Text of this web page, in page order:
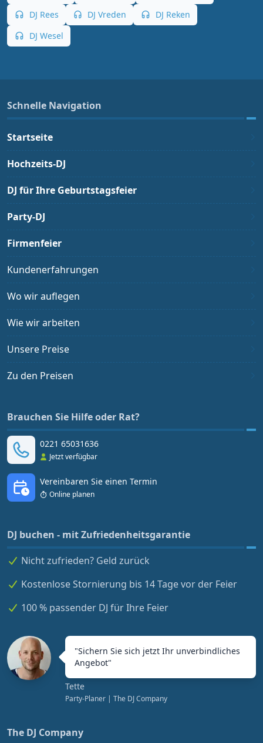
DJ Rees
DJ Vreden
DJ Reken
DJ Wesel
Schnelle Navigation
Startseite
Hochzeits-DJ
DJ für Ihre Geburtstagsfeier
Party-DJ
Firmenfeier
Kundenerfahrungen
Wo wir auflegen
Wie wir arbeiten
Unsere Preise
Zu den Preisen
Brauchen Sie Hilfe oder Rat?
0221 65031636
Jetzt verfügbar
Vereinbaren Sie einen Termin
Online planen
DJ buchen - mit Zufriedenheitsgarantie
Nicht zufrieden? Geld zurück
Kostenlose Stornierung bis 14 Tage vor der Feier
100 % passender DJ für Ihre Feier
"Sichern Sie sich jetzt Ihr unverbindliches
Angebot"
Tette
Party-Planer | The DJ Company
The DJ Company